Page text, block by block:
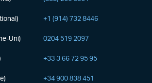
+1 (914) 732 8446
Uni) 0204 519 2097
+33 3 66 72 95 95
+34 900 838 451